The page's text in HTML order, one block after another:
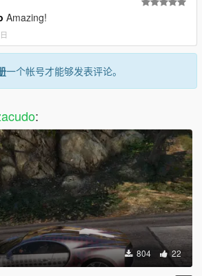
Amazing!
一个帐号才能够发表评论。
:
804 22